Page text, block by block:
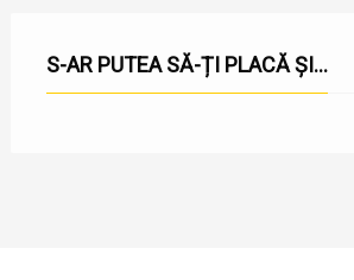
S-AR PUTEA SĂ-ȚI PLACĂ ȘI...